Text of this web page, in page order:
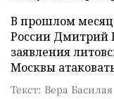
В прошлом
России Дмитрий
заявления
Москвы
Текст: Вера Басилая